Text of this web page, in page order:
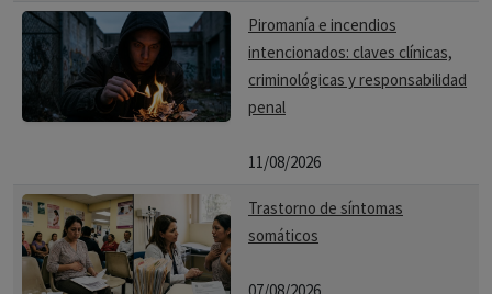
Piromanía e incendios
intencionados: claves clínicas,
criminológicas y responsabilidad
penal
11/08/2026
Trastorno de síntomas
somáticos